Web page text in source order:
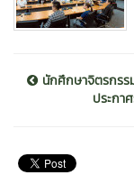
นักศึกษาจิตรกรร
ประกา